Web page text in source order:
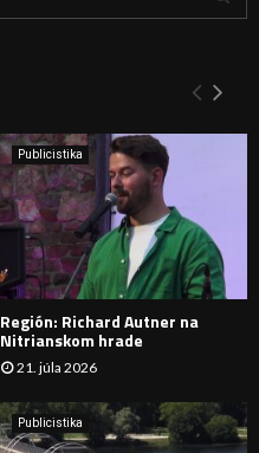
Y
H
D
A
Publicistika
Región: Richard Autner na
Nitrianskom hrade
21. júla 2026
Publicistika